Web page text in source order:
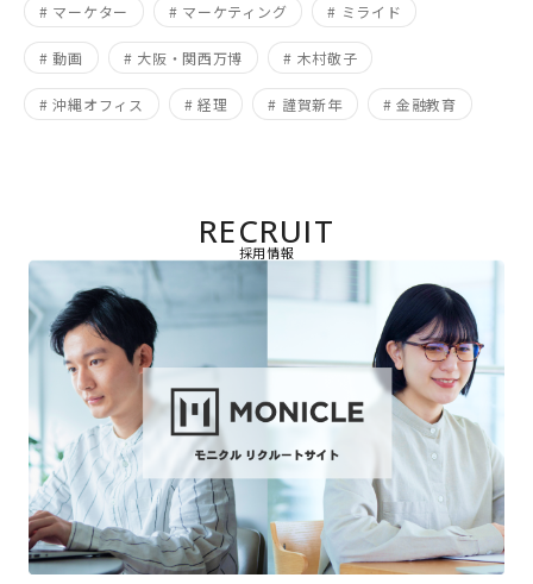
# マーケター # マーケティング # ミライド
# 動画 # 大阪・関西万博 # 木村敬子
# 沖縄オフィス # 経理 # 謹賀新年 # 金融教育
RECRUIT
採用情報